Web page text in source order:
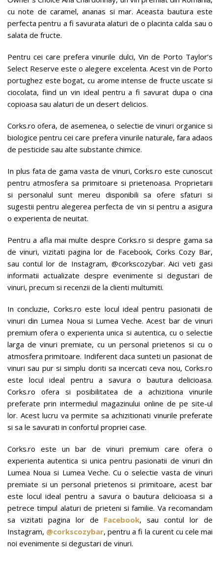
cu note de caramel, ananas si mar. Aceasta bautura este
perfecta pentru a fi savurata alaturi de o placinta calda sau o
salata de fructe.
Pentru cei care prefera vinurile dulci, Vin de Porto Taylor’s
Select Reserve este o alegere excelenta. Acest vin de Porto
portughez este bogat, cu arome intense de fructe uscate si
ciocolata, fiind un vin ideal pentru a fi savurat dupa o cina
copioasa sau alaturi de un desert delicios.
Corks.ro ofera, de asemenea, o selectie de vinuri organice si
biologice pentru cei care prefera vinurile naturale, fara adaos
de pesticide sau alte substante chimice.
In plus fata de gama vasta de vinuri, Corks.ro este cunoscut
pentru atmosfera sa primitoare si prietenoasa. Proprietarii
si personalul sunt mereu disponibili sa ofere sfaturi si
sugestii pentru alegerea perfecta de vin si pentru a asigura
o experienta de neuitat.
Pentru a afla mai multe despre Corks.ro si despre gama sa
de vinuri, vizitati pagina lor de Facebook, Corks Cozy Bar,
sau contul lor de Instagram, @corkscozybar. Aici veti gasi
informatii actualizate despre evenimente si degustari de
vinuri, precum si recenzii de la clienti multumiti.
In concluzie, Corks.ro este locul ideal pentru pasionatii de
vinuri din Lumea Noua si Lumea Veche. Acest bar de vinuri
premium ofera o experienta unica si autentica, cu o selectie
larga de vinuri premiate, cu un personal prietenos si cu o
atmosfera primitoare. Indiferent daca sunteti un pasionat de
vinuri sau pur si simplu doriti sa incercati ceva nou, Corks.ro
este locul ideal pentru a savura o bautura delicioasa.
Corks.ro ofera si posibilitatea de a achizitiona vinurile
preferate prin intermediul magazinului online de pe site-ul
lor. Acest lucru va permite sa achizitionati vinurile preferate
si sa le savurati in confortul propriei case.
Corks.ro este un bar de vinuri premium care ofera o
experienta autentica si unica pentru pasionatii de vinuri din
Lumea Noua si Lumea Veche. Cu o selectie vasta de vinuri
premiate si un personal prietenos si primitoare, acest bar
este locul ideal pentru a savura o bautura delicioasa si a
petrece timpul alaturi de prieteni si familie. Va recomandam
sa vizitati pagina lor de Facebook, sau contul lor de
Instagram, @corkscozybar, pentru a fi la curent cu cele mai
noi evenimente si degustari de vinuri.